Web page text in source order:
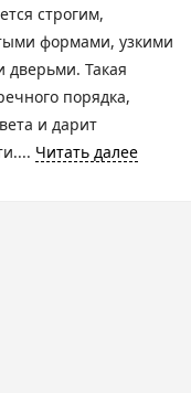
строгим,
формами, узкими
Такая
порядка,
и дарит
Читать далее